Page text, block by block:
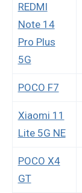
REDMI
Note 14
Pro Plus
5G
POCO F7
Xiaomi 11
Lite 5G NE
POCO X4
GT